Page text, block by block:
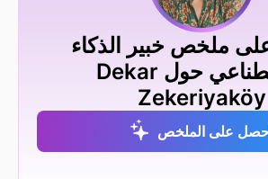
ملخص خبير الذكاء
الاصطناعي حول Dekar
Zekeriyaköy
على الملخص